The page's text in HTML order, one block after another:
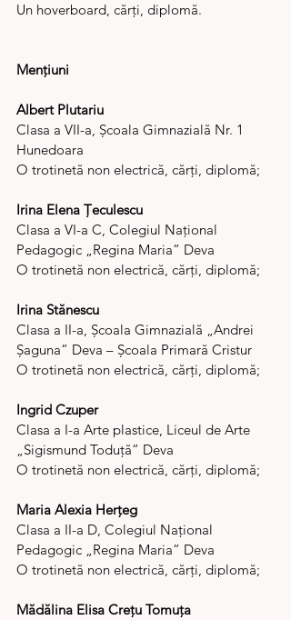
Un hoverboard, cărți, diplomă.
Mențiuni
Albert Plutariu
Clasa a VII-a, Școala Gimnazială Nr. 1
Hunedoara
O trotinetă non electrică, cărți, diplomă;
Irina Elena Țeculescu
Clasa a VI-a C, Colegiul Național
Pedagogic „Regina Maria” Deva
O trotinetă non electrică, cărți, diplomă;
Irina Stănescu
Clasa a II-a, Școala Gimnazială „Andrei
Șaguna” Deva – Școala Primară Cristur
O trotinetă non electrică, cărți, diplomă;
Ingrid Czuper
Clasa a I-a Arte plastice, Liceul de Arte
„Sigismund Toduță” Deva
O trotinetă non electrică, cărți, diplomă;
Maria Alexia Herțeg
Clasa a II-a D, Colegiul Național
Pedagogic „Regina Maria” Deva
O trotinetă non electrică, cărți, diplomă;
Mădălina Elisa Crețu Tomuța